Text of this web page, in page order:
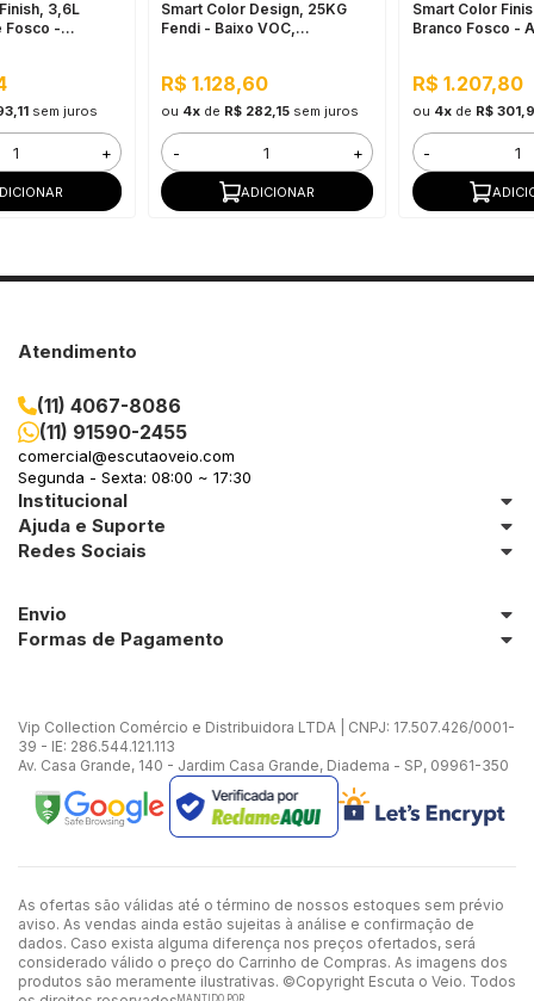
3,6L
Fosco -
sem juros
+
Smart Color Design, 25KG
Fendi - Baixo VOC,
R$ 1.128,60
ou 4x de R$ 282,15 sem juros
- +
ADICIONAR
Smart Color
Branco Fosco -
R$ 1.207,80
ou 4xde R$
-
Atendimento
(11) 4067-8086
(11) 91590-2455
comercial@escutaoveio.com
Segunda - Sexta: 08:00 ~ 17:30
Institucional
Ajuda e Suporte
Redes Sociais
Envio
Formas de Pagamento
Vip Collection Comércio e Distribuidora LTDA | CNPJ: 17.507.426/0001-
39 - IE: 286.544.121.113
Av. Casa Grande, 140 - Jardim Casa Grande, Diadema - SP, 09961-350
As ofertas são válidas até o término de nossos estoques sem prévio
aviso. As vendas ainda estão sujeitas à análise e confirmação de
dados. Caso exista alguma diferença nos preços ofertados, será
considerado válido o preço do Carrinho de Compras. As imagens dos
produtos são meramente ilustrativas. ©Copyright Escuta o Veio. Todos